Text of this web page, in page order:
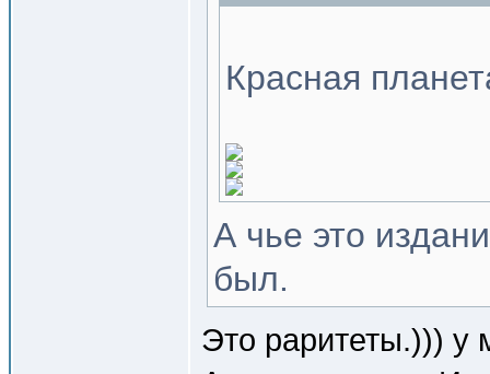
Красная
А чье это
был.
Это раритеты.))) у